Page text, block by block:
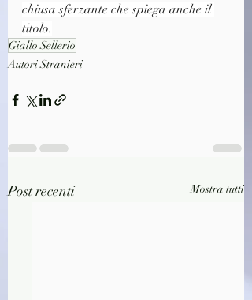
chiusa sferzante che spiega anche il
titolo.
Giallo Sellerio
Autori Stranieri
Post recenti Mostra tutti